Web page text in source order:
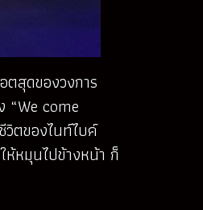
สุดของวงการ
come
ตของไนท์ไบค์
หมุนไปข้างหน้า ก็